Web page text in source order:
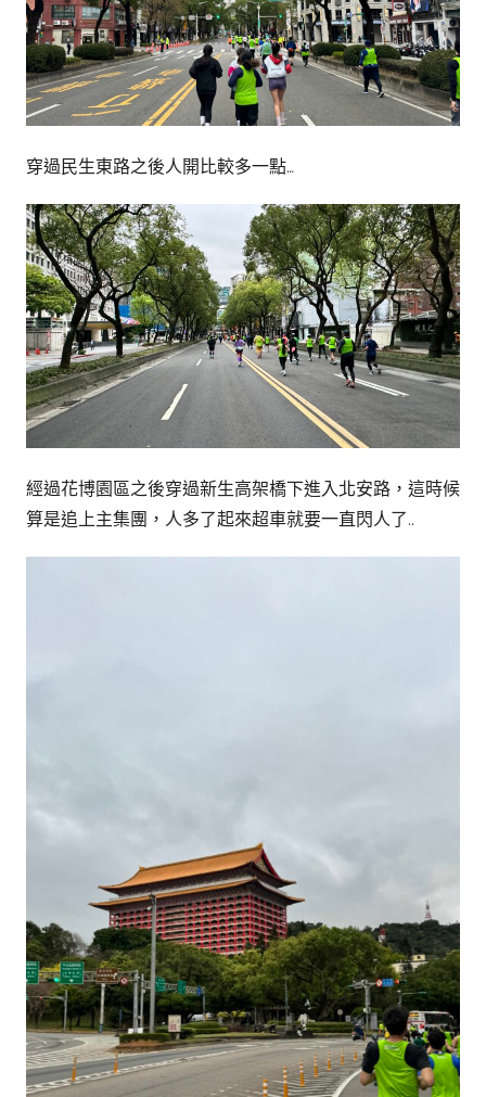
穿過民生東路之後人開比較多一點…
經過花博園區之後穿過新生高架橋下進入北安路，這時候
算是追上主集團，人多了起來超車就要一直閃人了..